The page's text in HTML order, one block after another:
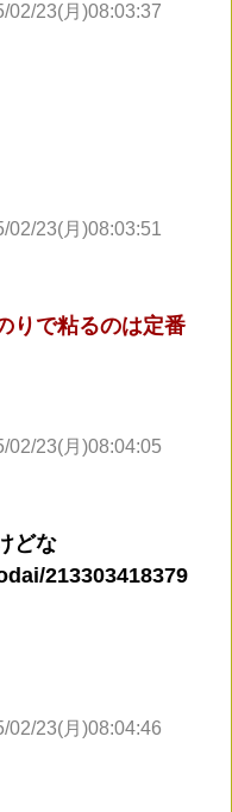
02/23(月)08:03:37
02/23(月)08:03:51
りで粘るのは定番
02/23(月)08:04:05
どな
213303418379
02/23(月)08:04:46